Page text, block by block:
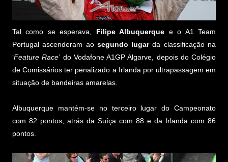
Tal como se esperava, Filipe Albuquerque e o A1 Team
Portugal ascenderam ao segundo lugarda classificação na
‘Feature Race’do Vodafone A1GP Algarve, depois do Colégio
de Comissários ter penalizado a Irlanda por ultrapassagem em
situação de bandeiras amarelas.
Albuquerque mantém-se no terceiro lugar do Campeonato
com 82 pontos, atrás da Suíça com 88 e da Irlanda com 86
pontos.